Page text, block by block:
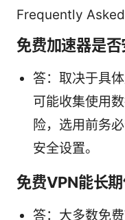
Frequently
免费加速器是否
答：取决于具
可能收集使用
险，选用前务
安全设置。
免费VPN能长期
答：大多数免